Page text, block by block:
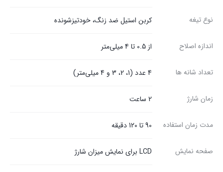
نوع تیغه کربن استیل ضد زنگ، خودتیزشونده
اندازه اصلاح از 0.5 تا 4 میلی‌متر
تعداد شانه ها 4 عدد (1، 2، 3 و 4 میلی‌متر)
زمان شارژ 2 ساعت
مدت زمان استفاده 90 تا 120 دقیقه
صفحه نمایش LCD برای نمایش میزان شارژ